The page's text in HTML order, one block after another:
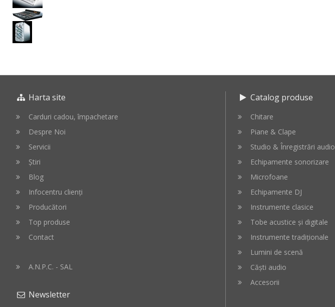
Harta site
Carduri cadou, împachetare
Despre Noi
Servicii
Știri
Blog
Infocentru clienți
Producători
Top produse
Contact
A.N.P.C. - SAL
Newsletter
Catalog produse
Chitare
Piane & Clape
Studio & Înregistrări audio
Echipamente sonorizare
Microfoane
Echipamente DJ
Instrumente clasice
Tobe acustice și digitale
Instrumente tradiționale
Lumini de scenă
Căști audio
Accesorii